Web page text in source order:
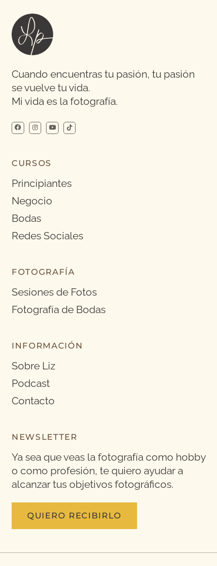
Cuando encuentras tu pasión, tu pasión
se vuelve tu vida.
Mi vida es la fotografía.
CURSOS
Principiantes
Negocio
Bodas
Redes Sociales
FOTOGRAFÍA
Sesiones de Fotos
Fotografía de Bodas
INFORMACIÓN
Sobre Liz
Podcast
Contacto
NEWSLETTER
Ya sea que veas la fotografía como hobby
o como profesión, te quiero ayudar a
alcanzar tus objetivos fotográficos.
QUIERO RECIBIRLO